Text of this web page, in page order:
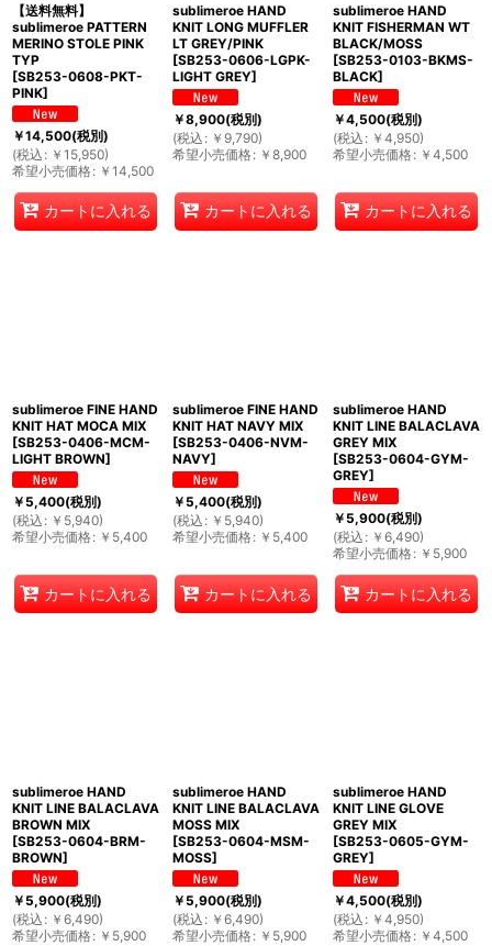
【送料無料】
sublimeroe PATTERN
MERINO STOLE PINK
TYP
[SB253-0608-PKT-
PINK]
￥14,500(税別)
(税込 : ￥ 15,950)
希望小売価格: ￥ 14,500
カートに入れる
sublimeroe HAND
KNIT LONG MUFFLER
LT GREY/PINK
[SB253-0606-LGPK-
LIGHT GREY]
￥8,900(税別)
(税込 : ￥ 9,790)
希望小売価格: ￥ 8,900
カートに入れる
sublimeroe HAND
KNIT FISHERMAN WT
BLACK/MOSS
[SB253-0103-BKMS-
BLACK]
￥4,500(税別)
(税込 : ￥ 4,950)
希望小売価格: ￥ 4,500
カートに入れる
sublimeroe FINE HAND
KNIT HAT MOCA MIX
[SB253-0406-MCM-
LIGHT BROWN]
￥5,400(税別)
(税込 : ￥ 5,940)
希望小売価格: ￥ 5,400
カートに入れる
sublimeroe FINE HAND
KNIT HAT NAVY MIX
[SB253-0406-NVM-
NAVY]
￥5,400(税別)
(税込 : ￥ 5,940)
希望小売価格: ￥ 5,400
カートに入れる
sublimeroe HAND
KNIT LINE BALACLAVA
GREY MIX
[SB253-0604-GYM-
GREY]
￥5,900(税別)
(税込 : ￥ 6,490)
希望小売価格: ￥ 5,900
カートに入れる
sublimeroe HAND
KNIT LINE BALACLAVA
BROWN MIX
[SB253-0604-BRM-
BROWN]
￥5,900(税別)
(税込 : ￥ 6,490)
希望小売価格: ￥ 5,900
sublimeroe HAND
KNIT LINE BALACLAVA
MOSS MIX
[SB253-0604-MSM-
MOSS]
￥5,900(税別)
(税込 : ￥ 6,490)
希望小売価格: ￥ 5,900
sublimeroe HAND
KNIT LINE GLOVE
GREY MIX
[SB253-0605-GYM-
GREY]
￥4,500(税別)
(税込 : ￥ 4,950)
希望小売価格: ￥ 4,500